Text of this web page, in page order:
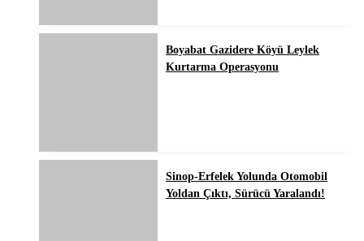
Boyabat Gazidere Köyü Leylek
Kurtarma Operasyonu
Sinop-Erfelek Yolunda Otomobil
Yoldan Çıktı, Sürücü Yaralandı!